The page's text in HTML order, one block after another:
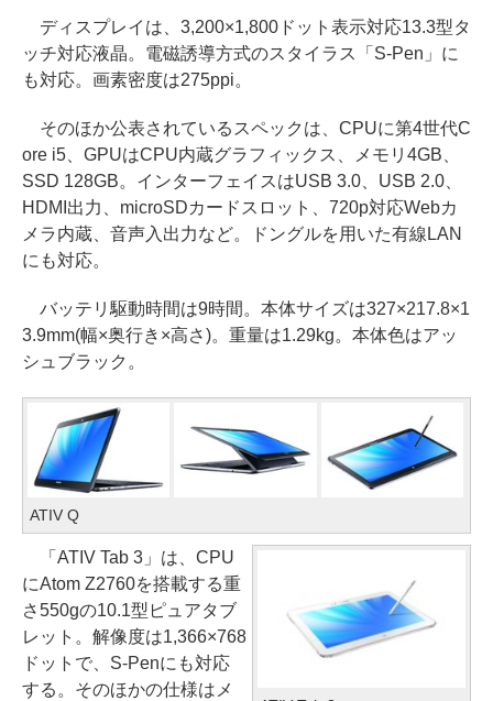
ディスプレイは、3,200×1,800ドット表示対応13.3型タ
ッチ対応液晶。電磁誘導方式のスタイラス「S-Pen」に
も対応。画素密度は275ppi。
そのほか公表されているスペックは、CPUに第4世代C
ore i5、GPUはCPU内蔵グラフィックス、メモリ4GB、
SSD 128GB。インターフェイスはUSB 3.0、USB 2.0、
HDMI出力、microSDカードスロット、720p対応Webカ
メラ内蔵、音声入出力など。ドングルを用いた有線LAN
にも対応。
バッテリ駆動時間は9時間。本体サイズは327×217.8×1
3.9mm(幅×奥行き×高さ)。重量は1.29kg。本体色はアッ
シュブラック。
ATIV Q
「ATIV Tab 3」は、CPU
にAtom Z2760を搭載する重
さ550gの10.1型ピュアタブ
レット。解像度は1,366×768
ドットで、S-Penにも対応
する。そのほかの仕様はメ